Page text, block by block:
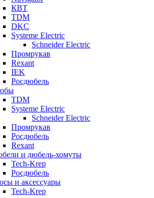
КВТ
TDM
DKC
Systeme Electric
Schneider Electric
Промрукав
Rexant
IEK
Росдюбель
TDM
Systeme Electric
Schneider Electric
Промрукав
Росдюбель
Rexant
и дюбель-хомуты
Tech-Krep
Росдюбель
и аксессуары
Tech-Krep